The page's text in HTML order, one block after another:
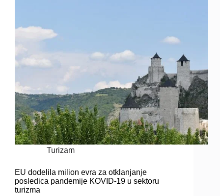
Turizam
EU dodelila milion evra za otklanjanje
posledica pandemije KOVID-19 u sektoru
turizma